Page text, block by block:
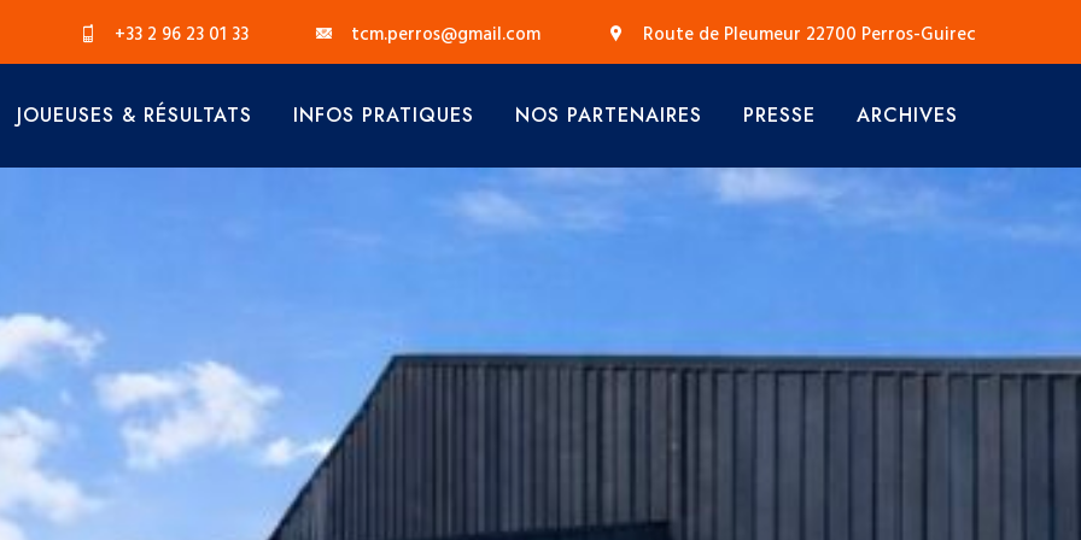
+33 2 96 23 01 33 tcm.perros@gmail.com Route de Pleumeur 22700 Perros-Guirec
JOUEUSES & RÉSULTATS INFOS PRATIQUES NOS PARTENAIRES PRESSE ARCHIVES